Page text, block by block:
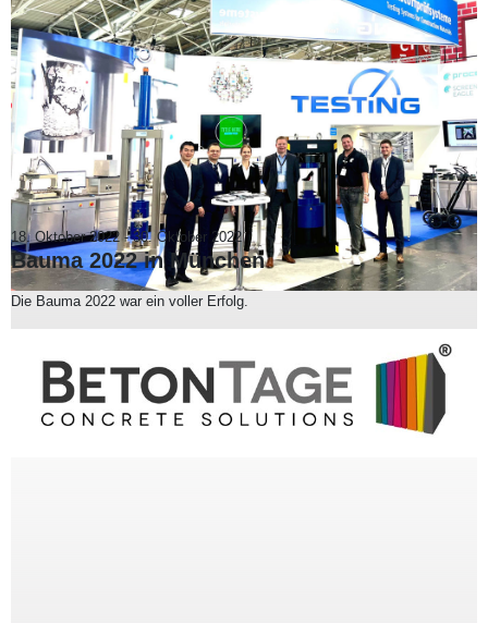
18. Oktober 2022 -30. Oktober 2022
Bauma 2022 in München
Die Bauma 2022 war ein voller Erfolg.